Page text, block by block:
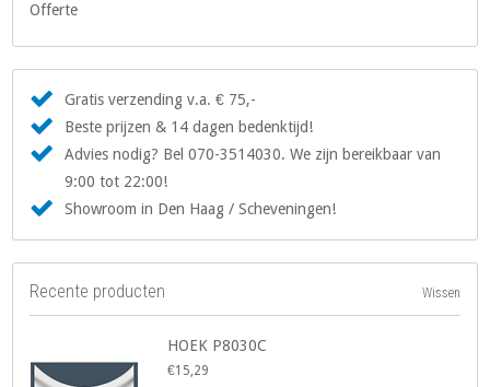
Offerte
Gratis verzending v.a. € 75,-
Beste prijzen & 14 dagen bedenktijd!
Advies nodig? Bel 070-3514030. We zijn bereikbaar van
9:00 tot 22:00!
Showroom in Den Haag / Scheveningen!
Recente producten Wissen
HOEK P8030C
€15,29